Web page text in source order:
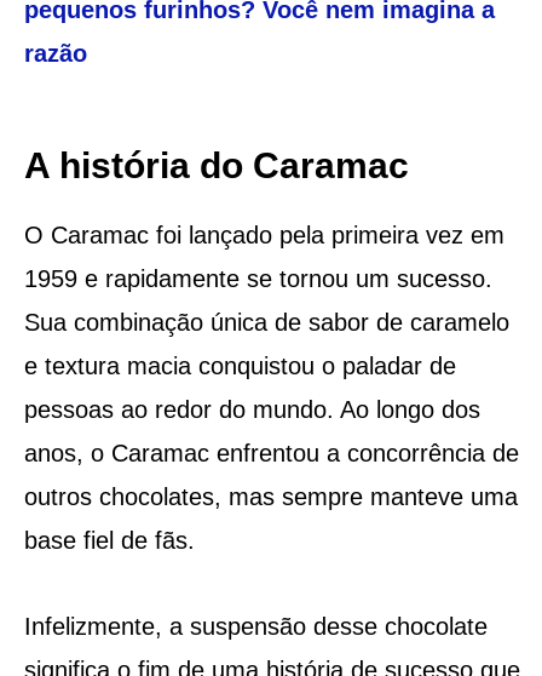
pequenos furinhos? Você nem imagina a
razão
A história do Caramac
O Caramac foi lançado pela primeira vez em
1959 e rapidamente se tornou um sucesso.
Sua combinação única de sabor de caramelo
e textura macia conquistou o paladar de
pessoas ao redor do mundo. Ao longo dos
anos, o Caramac enfrentou a concorrência de
outros chocolates, mas sempre manteve uma
base fiel de fãs.
Infelizmente, a suspensão desse chocolate
significa o fim de uma história de sucesso que